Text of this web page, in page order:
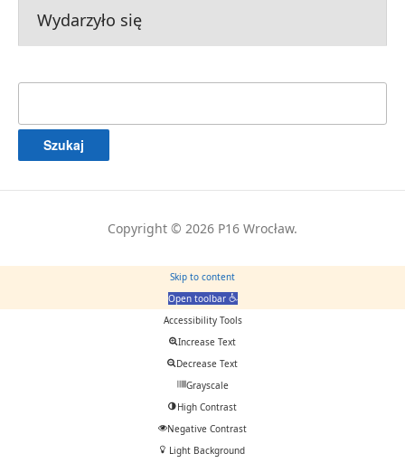
Wydarzyło się
Copyright © 2026 P16 Wrocław.
Skip to content
Open toolbar
Accessibility Tools
Increase Text
Decrease Text
Grayscale
High Contrast
Negative Contrast
Light Background